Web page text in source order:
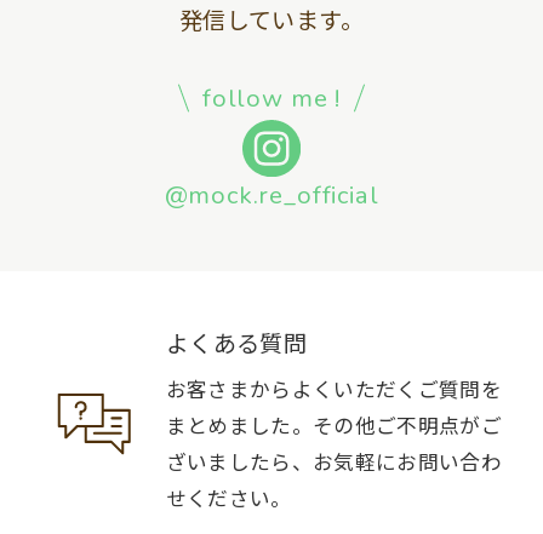
発信しています。
follow me !
@mock.re_official
よくある質問
お客さまからよくいただくご質問を
まとめました。その他ご不明点がご
ざいましたら、お気軽にお問い合わ
せください。